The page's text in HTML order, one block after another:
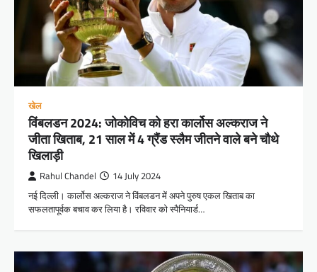
खेल
विंबलडन 2024: जोकोविच को हरा कार्लोस अल्कराज ने
जीता खिताब, 21 साल में 4 ग्रैंड स्लैम जीतने वाले बने चौथे
खिलाड़ी
Rahul Chandel 14 July 2024
नई दिल्ली। कार्लोस अल्कराज ने विंबलडन में अपने पुरुष एकल खिताब का
सफलतापूर्वक बचाव कर लिया है। रविवार को स्पैनियार्ड…